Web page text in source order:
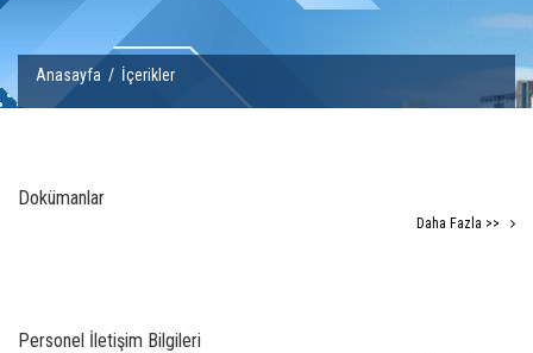
Anasayfa / İçerikler
Dokümanlar
Daha Fazla >>
Personel İletişim Bilgileri